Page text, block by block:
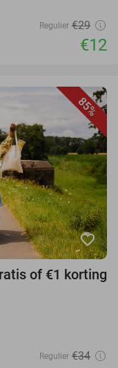
Regulier €29
€12
85%
favorite_border
of €1 korting
Regulier €34